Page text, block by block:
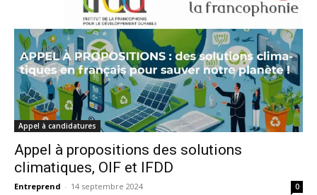
Appel à candidatures
Appel à propositions des solutions
climatiques, OIF et IFDD
Entreprend - 14 septembre 2024 0